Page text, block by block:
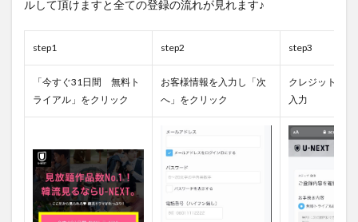
ルして頂けますと全ての登録の流れが見れます♪
step1 step2 step3
「今すぐ31日間 無料ト
ライアル」をクリック
お客様情報を入力し「次
へ」をクリック
クレジットカ
入力